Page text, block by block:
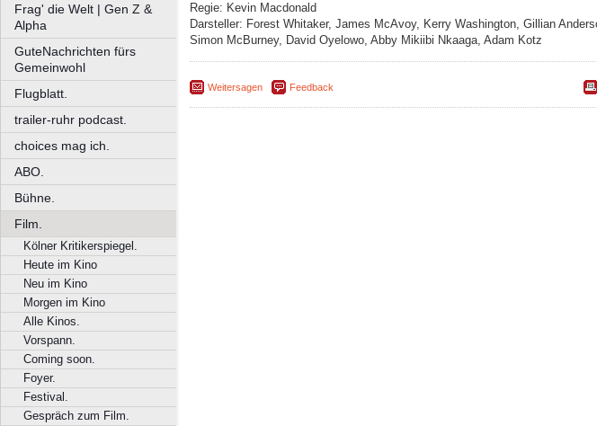
Frag' die Welt | Gen Z &
Alpha
GuteNachrichten fürs
Gemeinwohl
Flugblatt.
trailer-ruhr podcast.
choices mag ich.
ABO.
Bühne.
Film.
Kölner Kritikerspiegel.
Heute im Kino
Neu im Kino
Morgen im Kino
Alle Kinos.
Vorspann.
Coming soon.
Foyer.
Festival.
Gespräch zum Film.
Regie: Kevin Macdonald
Darsteller: Forest Whitaker, James McAvoy, Kerry Washington, Gillian
Simon McBurney, David Oyelowo, Abby Mikiibi Nkaaga, Adam Kotz
Weitersagen Feedback